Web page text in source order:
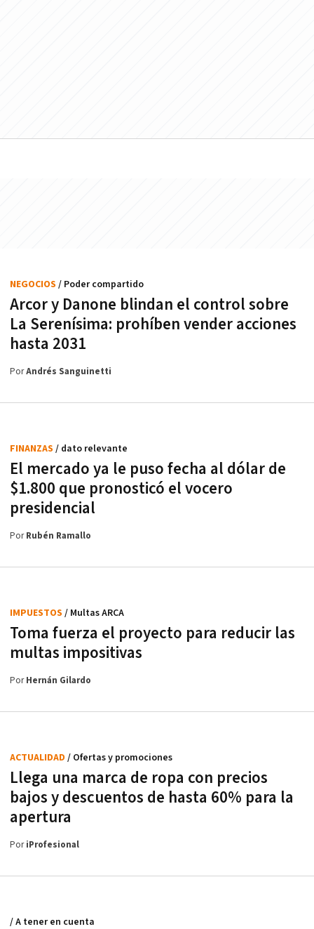
Arcor y Danone blindan el control sobre
La Serenísima: prohíben vender acciones
hasta 2031
NEGOCIOS / Poder compartido
PorAndrés Sanguinetti
El mercado ya le puso fecha al dólar de
$1.800 que pronosticó el vocero
presidencial
FINANZAS / dato relevante
PorRubén Ramallo
Toma fuerza el proyecto para reducir las
multas impositivas
IMPUESTOS / Multas ARCA
PorHernán Gilardo
Llega una marca de ropa con precios
bajos y descuentos de hasta 60% para la
apertura
ACTUALIDAD / Ofertas y promociones
PoriProfesional
/ A tener en cuenta